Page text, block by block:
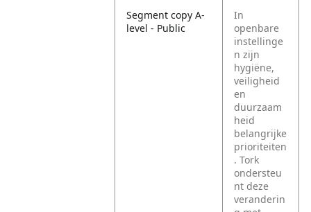
Segment copy A-
level - Public
In
openbare
instellinge
n zijn
hygiëne,
veiligheid
en
duurzaam
heid
belangrijke
prioriteiten
. Tork
ondersteu
nt deze
veranderin